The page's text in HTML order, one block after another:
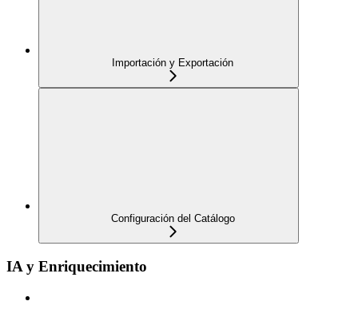
Importación y Exportación
Configuración del Catálogo
IA y Enriquecimiento